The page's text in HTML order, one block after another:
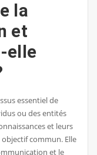
la
et
elle
essentiel de
ou des entités
et leurs
commun. Elle
et le